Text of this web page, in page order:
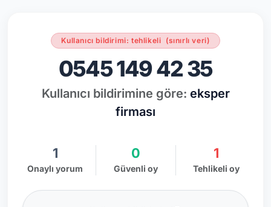
Kullanıcı bildirimi: tehlikeli (sınırlı veri)
0545 149 42 35
Kullanıcı bildirimine göre: eksper
firması
1
Onaylı yorum
0
Güvenli oy
1
Tehlikeli oy